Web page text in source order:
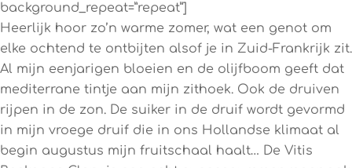
background_repeat=”repeat”]
Heerlijk hoor zo’n warme zomer, wat een genot om
elke ochtend te ontbijten alsof je in Zuid-Frankrijk zit.
Al mijn eenjarigen bloeien en de olijfboom geeft dat
mediterrane tintje aan mijn zithoek. Ook de druiven
rijpen in de zon. De suiker in de druif wordt gevormd
in mijn vroege druif die in ons Hollandse klimaat al
begin augustus mijn fruitschaal haalt… De Vitis